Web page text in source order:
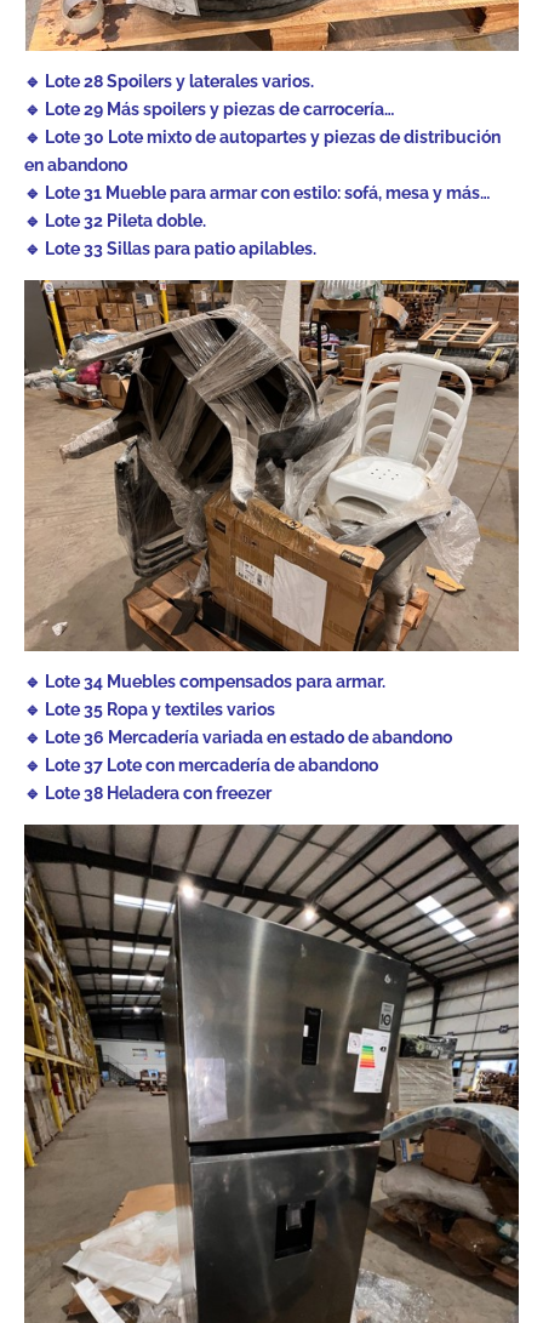
🔹 Lote 28 Spoilers y laterales varios.
🔹 Lote 29 Más spoilers y piezas de carrocería…
🔹 Lote 30 Lote mixto de autopartes y piezas de distribución
en abandono
🔹 Lote 31 Mueble para armar con estilo: sofá, mesa y más…
🔹 Lote 32 Pileta doble.
🔹 Lote 33 Sillas para patio apilables.
🔹 Lote 34 Muebles compensados para armar.
🔹 Lote 35 Ropa y textiles varios
🔹 Lote 36 Mercadería variada en estado de abandono
🔹 Lote 37 Lote con mercadería de abandono
🔹 Lote 38 Heladera con freezer